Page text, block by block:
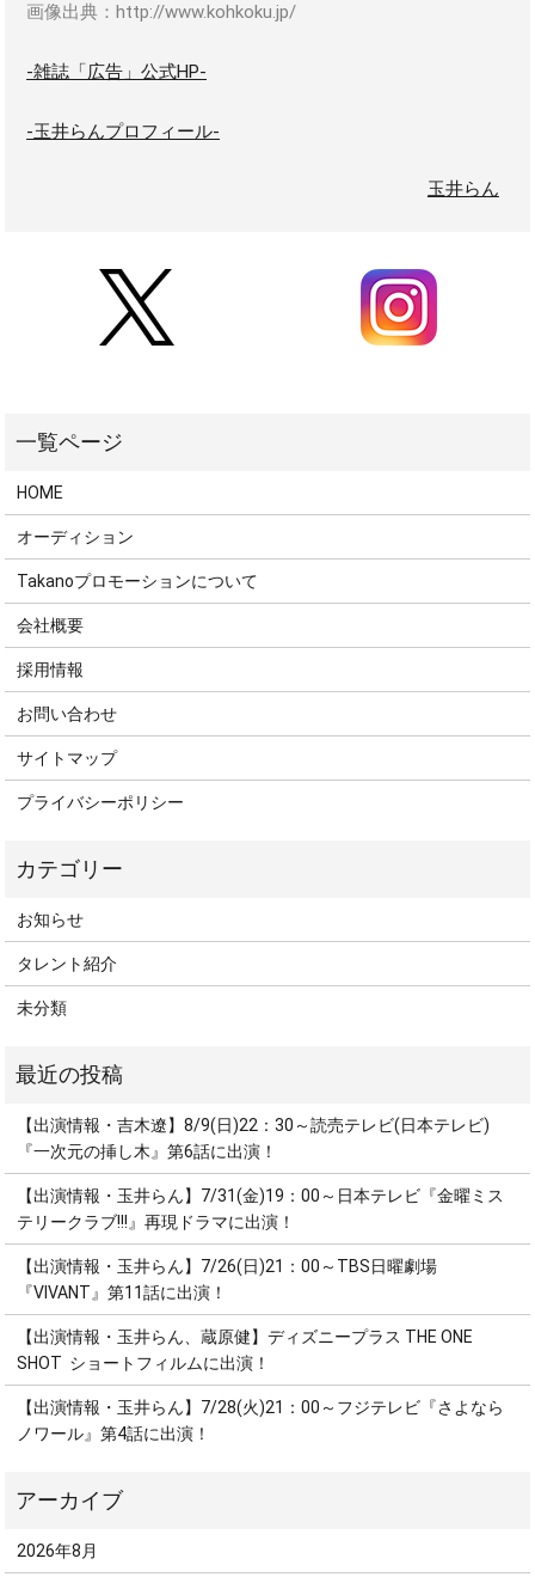
画像出典：http://www.kohkoku.jp/
-雑誌「広告」公式HP-
-玉井らんプロフィール-
玉井らん
HOME
オーディション
Takanoプロモーションについて
会社概要
採用情報
お問い合わせ
サイトマップ
プライバシーポリシー
お知らせ
タレント紹介
未分類
【出演情報・吉木遼】8/9(日)22：30～読売テレビ(日本テレビ)
『一次元の挿し木』第6話に出演！
【出演情報・玉井らん】7/31(金)19：00～日本テレビ『金曜ミス
テリークラブ!!!』再現ドラマに出演！
【出演情報・玉井らん】7/26(日)21：00～TBS日曜劇場
『VIVANT』第11話に出演！
【出演情報・玉井らん、蔵原健】ディズニープラス THE ONE
SHOT ショートフィルムに出演！
【出演情報・玉井らん】7/28(火)21：00～フジテレビ『さよなら
ノワール』第4話に出演！
2026年8月